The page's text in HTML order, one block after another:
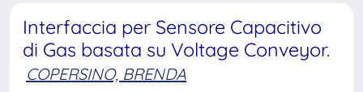
Interfaccia per Sensore Capacitivo
di Gas basata su Voltage Conveyor.
COPERSINO, BRENDA